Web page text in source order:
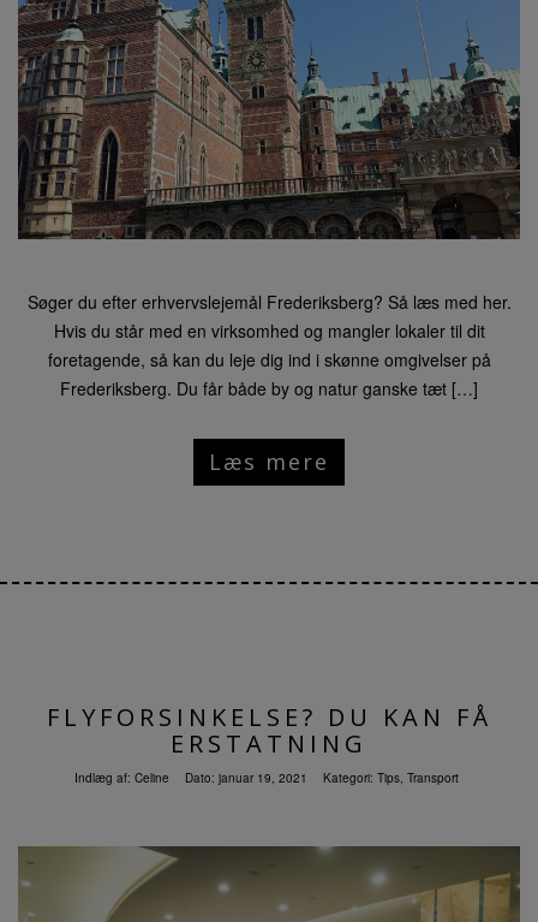
Søger du efter erhvervslejemål Frederiksberg? Så læs med her.
Hvis du står med en virksomhed og mangler lokaler til dit
foretagende, så kan du leje dig ind i skønne omgivelser på
Frederiksberg. Du får både by og natur ganske tæt […]
Læs mere
FLYFORSINKELSE? DU KAN FÅ
ERSTATNING
Indlæg af: Celine Dato: januar 19, 2021 Kategori: Tips, Transport